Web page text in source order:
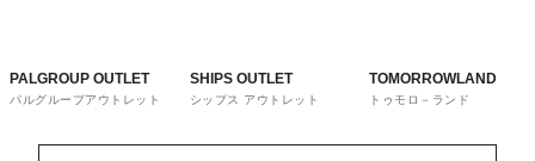
PALGROUP OUTLET
パルグループアウトレット
SHIPS OUTLET
シップス アウトレット
TOMORROWLAND
トゥモロ－ランド